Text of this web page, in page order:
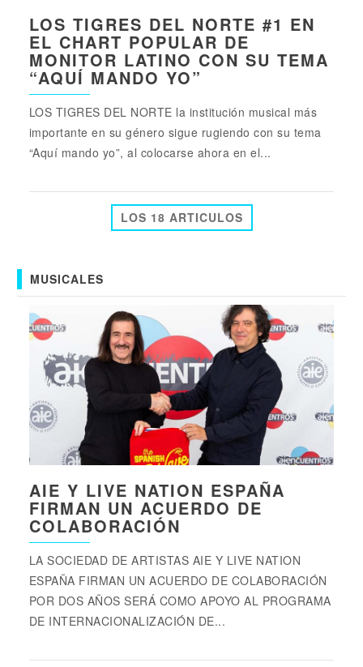
LOS TIGRES DEL NORTE #1 EN
EL CHART POPULAR DE
MONITOR LATINO CON SU TEMA
“AQUÍ MANDO YO”
LOS TIGRES DEL NORTE la institución musical más
importante en su género sigue rugiendo con su tema
“Aquí mando yo”, al colocarse ahora en el...
LOS 18 ARTICULOS
MUSICALES
AIE Y LIVE NATION ESPAÑA
FIRMAN UN ACUERDO DE
COLABORACIÓN
LA SOCIEDAD DE ARTISTAS AIE Y LIVE NATION
ESPAÑA FIRMAN UN ACUERDO DE COLABORACIÓN
POR DOS AÑOS SERÁ COMO APOYO AL PROGRAMA
DE INTERNACIONALIZACIÓN DE...